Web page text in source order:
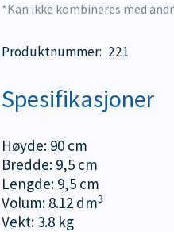
*Kan ikke kombineres med
Produktnummer: 221
Spesifikasjoner
Høyde: 90 cm
Bredde: 9,5 cm
Lengde: 9,5 cm
Volum: 8.12 dm3
Vekt: 3.8 kg